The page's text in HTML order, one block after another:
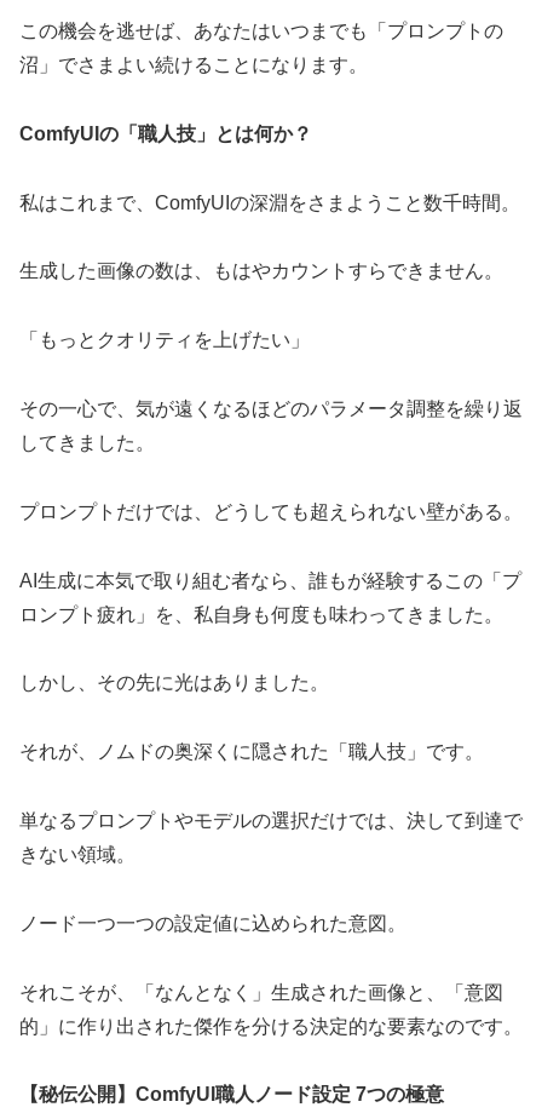
この機会を逃せば、あなたはいつまでも「プロンプトの
沼」でさまよい続けることになります。
ComfyUIの「職人技」とは何か？
私はこれまで、ComfyUIの深淵をさまようこと数千時間。
生成した画像の数は、もはやカウントすらできません。
「もっとクオリティを上げたい」
その一心で、気が遠くなるほどのパラメータ調整を繰り返
してきました。
プロンプトだけでは、どうしても超えられない壁がある。
AI生成に本気で取り組む者なら、誰もが経験するこの「プ
ロンプト疲れ」を、私自身も何度も味わってきました。
しかし、その先に光はありました。
それが、ノムドの奥深くに隠された「職人技」です。
単なるプロンプトやモデルの選択だけでは、決して到達で
きない領域。
ノード一つ一つの設定値に込められた意図。
それこそが、「なんとなく」生成された画像と、「意図
的」に作り出された傑作を分ける決定的な要素なのです。
【秘伝公開】ComfyUI職人ノード設定 7つの極意